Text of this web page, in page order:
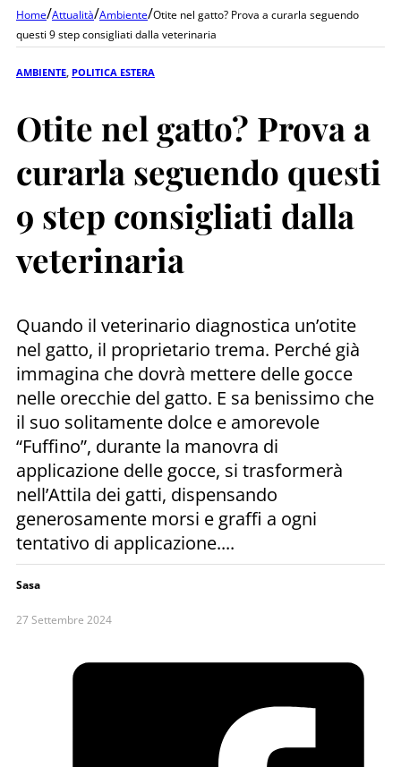
Home/Attualità/Ambiente/Otite nel gatto? Prova a curarla seguendo
questi 9 step consigliati dalla veterinaria
AMBIENTE POLITICA ESTERA
Otite nel gatto? Prova a
curarla seguendo questi
9 step consigliati dalla
veterinaria
Quando il veterinario diagnostica un’otite
nel gatto, il proprietario trema. Perché già
immagina che dovrà mettere delle gocce
nelle orecchie del gatto. E sa benissimo che
il suo solitamente dolce e amorevole
“Fuffino”, durante la manovra di
applicazione delle gocce, si trasformerà
nell’Attila dei gatti, dispensando
generosamente morsi e graffi a ogni
tentativo di applicazione....
Sasa
27 Settembre 2024